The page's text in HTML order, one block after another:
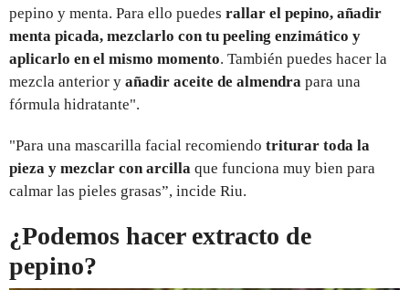
pepino y menta. Para ello puedes rallar el pepino, añadir
menta picada, mezclarlo con tu peeling enzimático y
aplicarlo en el mismo momento. También puedes hacer la
mezcla anterior y añadir aceite de almendra para una
fórmula hidratante".
"Para una mascarilla facial recomiendo triturar toda la
pieza y mezclar con arcilla que funciona muy bien para
calmar las pieles grasas”, incide Riu.
¿Podemos hacer extracto de
pepino?